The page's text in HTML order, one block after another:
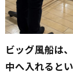
ビッグ風船は
中へ入れると